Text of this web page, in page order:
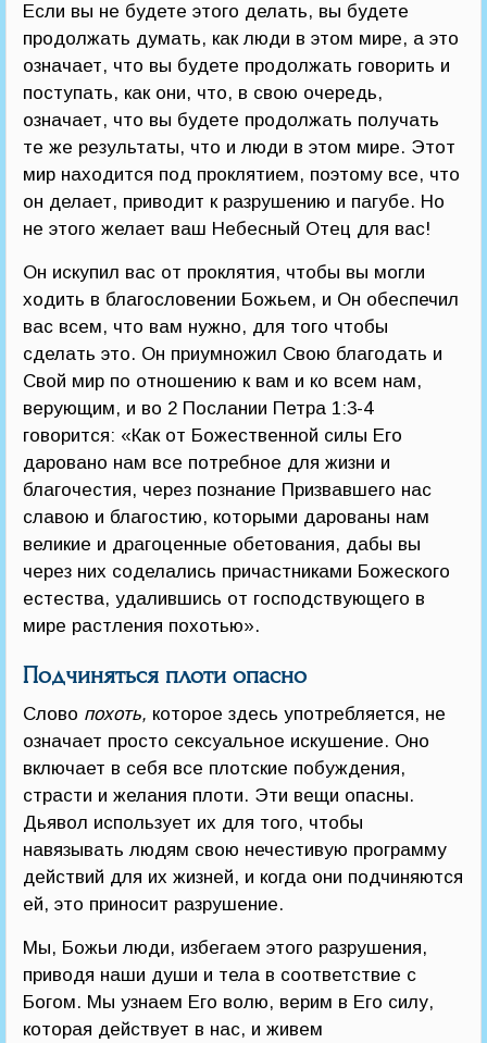
Если вы не будете этого делать, вы будете
продолжать думать, как люди в этом мире, а это
означает, что вы будете продолжать говорить и
поступать, как они, что, в свою очередь,
означает, что вы будете продолжать получать
те же результаты, что и люди в этом мире. Этот
мир находится под проклятием, поэтому все, что
он делает, приводит к разрушению и пагубе. Но
не этого желает ваш Небесный Отец для вас!
Он искупил вас от проклятия, чтобы вы могли
ходить в благословении Божьем, и Он обеспечил
вас всем, что вам нужно, для того чтобы
сделать это. Он приумножил Свою благодать и
Свой мир по отношению к вам и ко всем нам,
верующим, и во 2 Послании Петра 1:3-4
говорится: «Как от Божественной силы Его
даровано нам все потребное для жизни и
благочестия, через познание Призвавшего нас
славою и благостию, которыми дарованы нам
великие и драгоценные обетования, дабы вы
через них соделались причастниками Божеского
естества, удалившись от господствующего в
мире растления похотью».
Подчиняться плоти опасно
Слово похоть, которое здесь употребляется, не
означает просто сексуальное искушение. Оно
включает в себя все плотские побуждения,
страсти и желания плоти. Эти вещи опасны.
Дьявол использует их для того, чтобы
навязывать людям свою нечестивую программу
действий для их жизней, и когда они подчиняются
ей, это приносит разрушение.
Мы, Божьи люди, избегаем этого разрушения,
приводя наши души и тела в соответствие с
Богом. Мы узнаем Его волю, верим в Его силу,
которая действует в нас, и живем